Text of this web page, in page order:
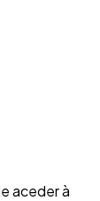
aceder à